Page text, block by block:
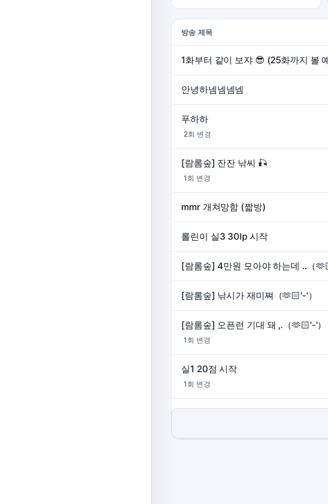
방송 제목
1화부터 같이 보쟈 😎 (25화까지 볼
안녕하넴넴넴넴
푸하하
2회 변경
[람롬숲] 잔잔 낚씨 🎣
1회 변경
mmr 개쳐망함 (짧방)
롤린이 실3 30lp 시작
[람롬숲] 4만원 모아야 하는데 ..（
[람롬숲] 낚시가 재미쪄（🫶🏻︎'-'）
[람롬숲] 오픈런 기대 돼 ,.（🫶🏻︎'-'）
1회 변경
실1 20점 시작
1회 변경